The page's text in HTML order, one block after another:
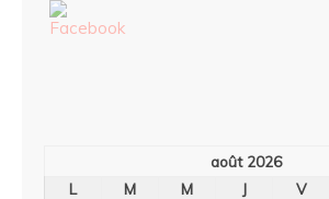
août 2026
L
M M J V